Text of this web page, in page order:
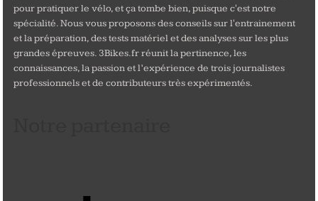
pour pratiquer le vélo, et ça tombe bien, puisque c'est notre
spécialité. Nous vous proposons des conseils sur l'entrainement
et la préparation, des tests matériel et des analyses sur les plus
grandes épreuves. 3Bikes.fr réunit la pertinence, les
connaissances, la passion et l’expérience de trois journalistes
professionnels et de contributeurs très expérimentés.